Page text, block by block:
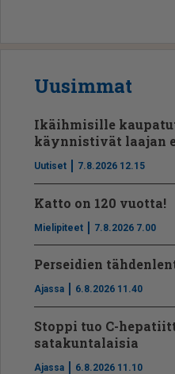
Uusimmat
Ikäihmisille
käynnistivät laajan
Uutiset 7.8.2026 12.15
Katto on 120 vuotta!
Mielipiteet 7.8.2026 7.00
Perseidien
Ajassa 6.8.2026 11.40
Stoppi tuo C-
satakuntalaisia
Ajassa 6.8.2026 11.10